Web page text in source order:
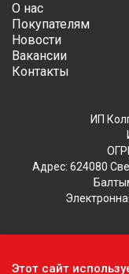
О нас
Покупателям
Новости
Вакансии
Контакты
ИП
Адрес: 624080
Обратите внимание,
Этот сайт